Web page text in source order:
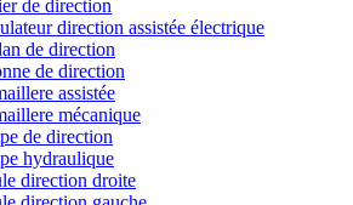
de direction
direction assistée électrique
de direction
de direction
assistée
mécanique
de direction
hydraulique
direction droite